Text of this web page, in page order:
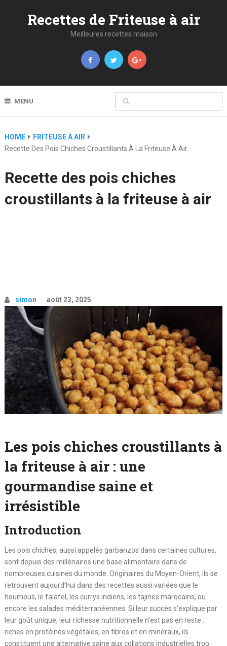
Recettes de Friteuse à air
Meilleures recettes maison
MENU
HOME
FRITEUSE À AIR
Recette Des Pois Chiches Croustillants À La Friteuse À Air
Recette des pois chiches
croustillants à la friteuse à air
simon août 23, 2025
Les pois chiches croustillants à
la friteuse à air : une
gourmandise saine et
irrésistible
Introduction
Les pois chiches, aussi appelés garbanzos dans certaines cultures,
sont depuis des millénaires une base alimentaire dans de
nombreuses cuisines du monde. Originaires du Moyen-Orient, ils se
retrouvent aujourd’hui dans des recettes aussi variées que le
houmous, le falafel, les currys indiens, les tajines marocains, ou
encore les salades méditerranéennes. Si leur succès s’explique par
leur goût unique, leur richesse nutritionnelle n’est pas en reste :
riches en protéines végétales, en fibres et en minéraux, ils
constituent une alternative saine aux collations industrielles trop